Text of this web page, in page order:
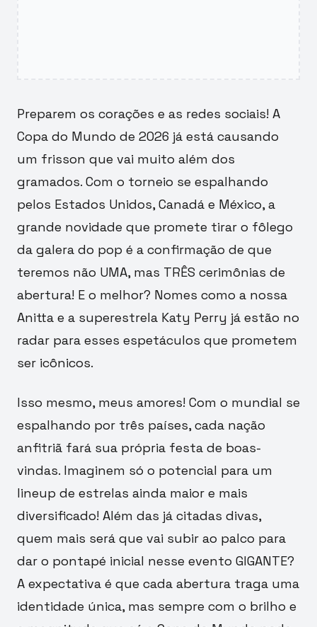
Preparem os corações e as redes sociais! A
Copa do Mundo de 2026 já está causando
um frisson que vai muito além dos
gramados. Com o torneio se espalhando
pelos Estados Unidos, Canadá e México, a
grande novidade que promete tirar o fôlego
da galera do pop é a confirmação de que
teremos não UMA, mas TRÊS cerimônias de
abertura! E o melhor? Nomes como a nossa
Anitta e a superestrela Katy Perry já estão no
radar para esses espetáculos que prometem
ser icônicos.
Isso mesmo, meus amores! Com o mundial se
espalhando por três países, cada nação
anfitriã fará sua própria festa de boas-
vindas. Imaginem só o potencial para um
lineup de estrelas ainda maior e mais
diversificado! Além das já citadas divas,
quem mais será que vai subir ao palco para
dar o pontapé inicial nesse evento GIGANTE?
A expectativa é que cada abertura traga uma
identidade única, mas sempre com o brilho e